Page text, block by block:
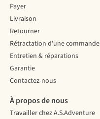
Payer
Livraison
Retourner
Rétractation d'une commande
Entretien & réparations
Garantie
Contactez-nous
À propos de nous
Travailler chez A.S.Adventure